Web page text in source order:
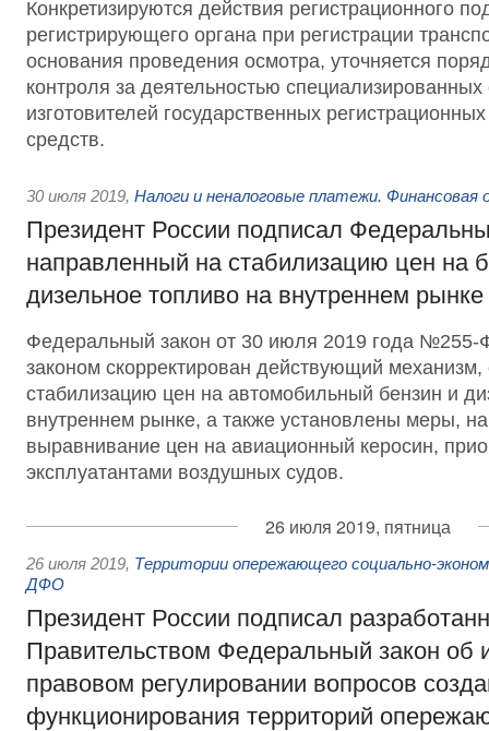
Конкретизируются действия регистрационного
регистрирующего органа при регистрации
основания проведения осмотра, уточняется
контроля за деятельностью специализированных
изготовителей государственных
средств.
30 июля 2019, Налоги и неналоговые платежи.
Президент России подписал
направленный на стабилизацию цен на
дизельное топливо на внутреннем рынке
Федеральный закон от 30 июля 2019 года
законом скорректирован действующий
стабилизацию цен на автомобильный бензин и
внутреннем рынке, а также установлены меры,
выравнивание цен на авиационный керосин,
эксплуатантами воздушных судов.
26 июля 2019, пятница
26 июля 2019, Территории опережающего социально-
ДФО
Президент России подписал
Правительством Федеральный закон об
правовом регулировании вопросов
функционирования территорий